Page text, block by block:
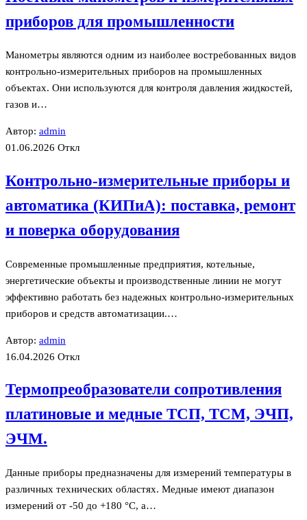
приборов для промышленности
Манометры являются одним из наиболее востребованных видов
контрольно-измерительных приборов на промышленных
объектах. Они используются для контроля давления жидкостей,
газов и…
Автор: admin
01.06.2026 Откл
Контрольно-измерительные приборы и
автоматика (КИПиА): поставка, ремонт
и поверка оборудования
Современные промышленные предприятия, котельные,
энергетические объекты и производственные линии не могут
эффективно работать без надежных контрольно-измерительных
приборов и средств автоматизации.…
Автор: admin
16.04.2026 Откл
Термопреобразователи сопротивления
платиновые и медные ТСП, ТСМ, ЭЧП,
ЭЧМ.
Данные приборы предназначены для измерений температуры в
различных технических областях. Медные имеют диапазон
измерений от -50 до +180 °С, а…